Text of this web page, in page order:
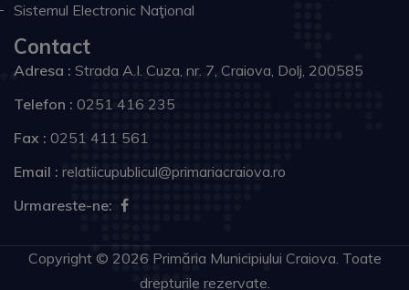
Sistemul Electronic Naţional
Contact
Adresa : Strada A.I. Cuza, nr. 7, Craiova, Dolj, 200585
Telefon : 0251 416 235
Fax : 0251 411 561
Email : relatiicupublicul@primariacraiova.ro
Urmareste-ne:
Copyright © 2026 Primăria Municipiului Craiova. Toate
drepturile rezervate.